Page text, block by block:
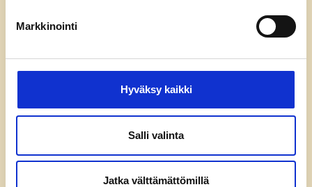
Markkinointi
Hyväksy kaikki
Salli valinta
Jatka välttämättömillä
a
m
i
Reseptissä käytetyt tuotteet